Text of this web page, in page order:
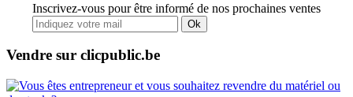
Inscrivez-vous pour être informé de nos prochaines ventes
Ok
Vendre sur clicpublic.be